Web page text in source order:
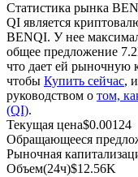
Копирование
Статистика рынка
QI является
BENQI. У нее
общее предложение
что дает ей рыночную
чтобы Купить сейчас,
руководством о том,
(QI).
Текущая цена$0.00124
Обращающееся
Рыночная
Объем(24ч)$12.56K